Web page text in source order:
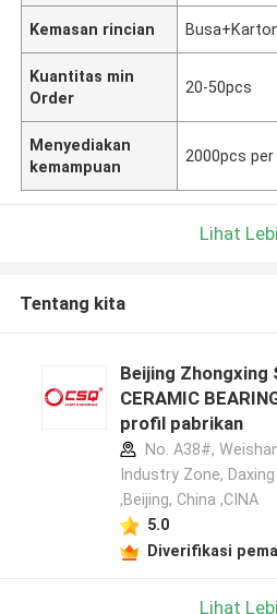
Kemasan rincian
Kuantitas min
Order
20-50pcs
Menyediakan
kemampuan
2000pcs per
Lihat
Tentang kita
Beijing Zhongxing
CERAMIC
profil pabrikan
No. A38#,
Industry Zone,
,Beijing, China ,CINA
5.0
Diverifikasi
Lihat